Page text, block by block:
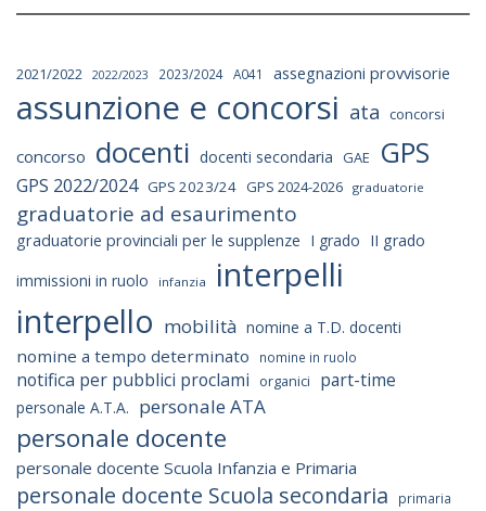
2021/2022 2022/2023 2023/2024 A041 assegnazioni provvisorie
assunzione e concorsi ata concorsi
concorso docenti docenti secondaria GAE GPS
GPS 2022/2024 GPS 2023/24 GPS 2024-2026 graduatorie
graduatorie ad esaurimento
graduatorie provinciali per le supplenze I grado II grado
immissioni in ruolo
infanzia interpelli
interpello mobilità nomine a T.D. docenti
nomine a tempo determinato nomine in ruolo
notifica per pubblici proclami organici part-time
personale A.T.A. personale ATA
personale docente
personale docente Scuola Infanzia e Primaria
personale docente Scuola secondaria primaria